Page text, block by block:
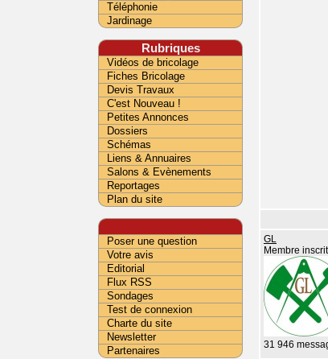
GL
Membre inscrit
31 946
Téléphonie
Jardinage
Rubriques
Vidéos de bricolage
Fiches Bricolage
Devis Travaux
C'est Nouveau !
Petites Annonces
Dossiers
Schémas
Liens & Annuaires
Salons & Evènements
Reportages
Plan du site
Poser une question
Votre avis
Editorial
Flux RSS
Sondages
Test de connexion
Charte du site
Newsletter
Partenaires